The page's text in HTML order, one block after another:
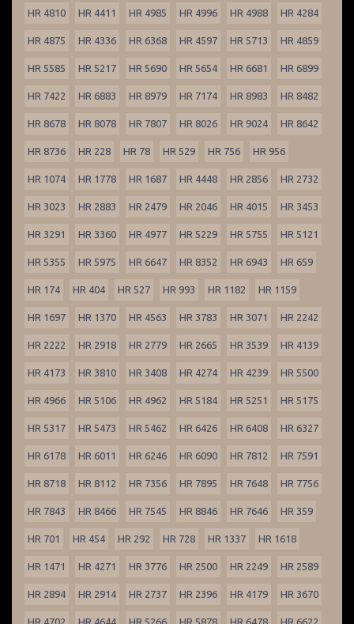
HR 4810 HR 4411 HR 4985 HR 4996 HR 4988 HR 4284
HR 4875 HR 4336 HR 6368 HR 4597 HR 5713 HR 4859
HR 5585 HR 5217 HR 5690 HR 5654 HR 6681 HR 6899
HR 7422 HR 6883 HR 8979 HR 7174 HR 8983 HR 8482
HR 8678 HR 8078 HR 7807 HR 8026 HR 9024 HR 8642
HR 8736 HR 228 HR 78 HR 529 HR 756 HR 956
HR 1074 HR 1778 HR 1687 HR 4448 HR 2856 HR 2732
HR 3023 HR 2883 HR 2479 HR 2046 HR 4015 HR 3453
HR 3291 HR 3360 HR 4977 HR 5229 HR 5755 HR 5121
HR 5355 HR 5975 HR 6647 HR 8352 HR 6943 HR 659
HR 174 HR 404 HR 527 HR 993 HR 1182 HR 1159
HR 1697 HR 1370 HR 4563 HR 3783 HR 3071 HR 2242
HR 2222 HR 2918 HR 2779 HR 2665 HR 3539 HR 4139
HR 4173 HR 3810 HR 3408 HR 4274 HR 4239 HR 5500
HR 4966 HR 5106 HR 4962 HR 5184 HR 5251 HR 5175
HR 5317 HR 5473 HR 5462 HR 6426 HR 6408 HR 6327
HR 6178 HR 6011 HR 6246 HR 6090 HR 7812 HR 7591
HR 8718 HR 8112 HR 7356 HR 7895 HR 7648 HR 7756
HR 7843 HR 8466 HR 7545 HR 8846 HR 7646 HR 359
HR 701 HR 454 HR 292 HR 728 HR 1337 HR 1618
HR 1471 HR 4271 HR 3776 HR 2500 HR 2249 HR 2589
HR 2894 HR 2914 HR 2737 HR 2396 HR 4179 HR 3670
HR 4702 HR 4644 HR 5266 HR 5878 HR 6478 HR 6622